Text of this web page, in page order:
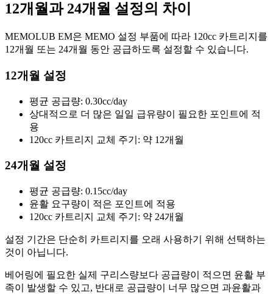
12개월과 24개월 설정의 차이
MEMOLUB EM은 MEMO 설정 부품에 따라 120cc 카트리지를
12개월 또는 24개월 동안 공급하도록 설정할 수 있습니다.
12개월 설정
평균 공급량: 0.30cc/day
상대적으로 더 많은 일일 급유량이 필요한 포인트에 적
용
120cc 카트리지 교체 주기: 약 12개월
24개월 설정
평균 공급량: 0.15cc/day
윤활 요구량이 적은 포인트에 적용
120cc 카트리지 교체 주기: 약 24개월
설정 기간은 단순히 카트리지를 오래 사용하기 위해 선택하는
것이 아닙니다.
베어링에 필요한 실제 구리스량보다 공급량이 적으면 윤활 부
족이 발생할 수 있고, 반대로 공급량이 너무 많으면 과윤활과